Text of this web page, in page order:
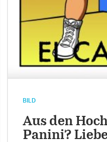
BILD
Aus den
Panini?